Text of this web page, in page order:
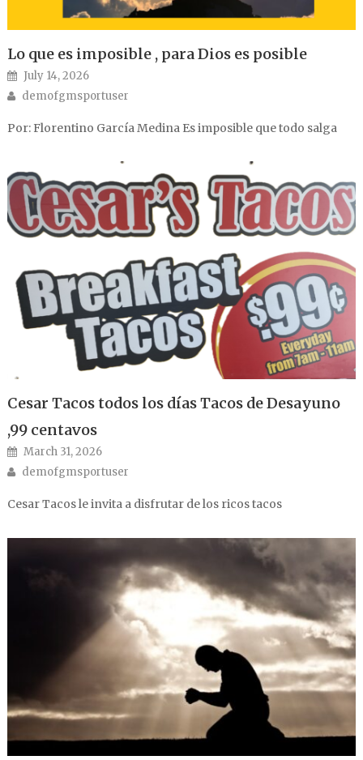
Lo que es imposible , para Dios es posible
Posted on
July 14, 2026
Author
demofgmsportuser
Por: Florentino García Medina Es imposible que todo salga
Cesar Tacos todos los días Tacos de Desayuno
,99 centavos
Posted on
March 31, 2026
Author
demofgmsportuser
Cesar Tacos le invita a disfrutar de los ricos tacos